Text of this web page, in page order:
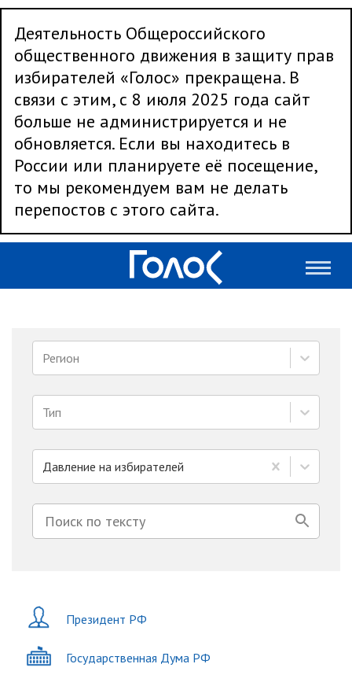
Деятельность Общероссийского
общественного движения в защиту прав
избирателей «Голос» прекращена. В
связи с этим, с 8 июля 2025 года сайт
больше не администрируется и не
обновляется. Если вы находитесь в
России или планируете её посещение,
то мы рекомендуем вам не делать
перепостов с этого сайта.
Регион
Тип
Давление на избирателей
Президент РФ
Государственная Дума РФ